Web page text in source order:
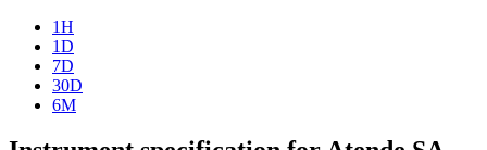
1H
1D
7D
30D
6M